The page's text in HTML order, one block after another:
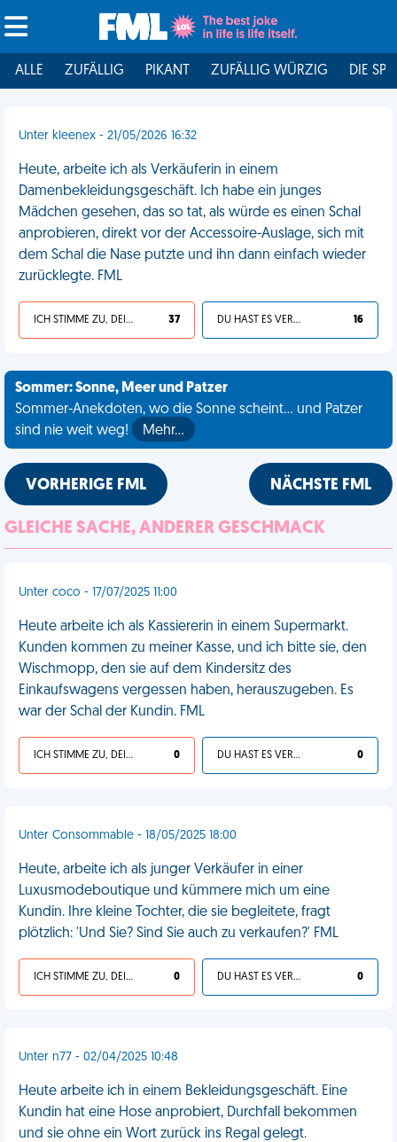
ALLE ZUFÄLLIG PIKANT ZUFÄLLIG WÜRZIG DIE
Unter kleenex - 21/05/2026 16:32
Heute, arbeite ich als Verkäuferin in einem
Damenbekleidungsgeschäft. Ich habe ein junges
Mädchen gesehen, das so tat, als würde es einen Schal
anprobieren, direkt vor der Accessoire-Auslage, sich mit
dem Schal die Nase putzte und ihn dann einfach wieder
zurücklegte. FML
ICH STIMME ZU, DEIN LEBEN IST SCHEISSE 37 DU HAST ES VERDIENT 16
Sommer: Sonne, Meer und Patzer
Sommer-Anekdoten, wo die Sonne scheint... und Patzer
sind nie weit weg!
Mehr…
VORHERIGE FML NÄCHSTE FML
GLEICHE SACHE, ANDERER GESCHMACK
Unter coco - 17/07/2025 11:00
Heute arbeite ich als Kassiererin in einem Supermarkt.
Kunden kommen zu meiner Kasse, und ich bitte sie, den
Wischmopp, den sie auf dem Kindersitz des
Einkaufswagens vergessen haben, herauszugeben. Es
war der Schal der Kundin. FML
ICH STIMME ZU, DEIN LEBEN IST SCHEISSE 0 DU HAST ES VERDIENT 0
Unter Consommable - 18/05/2025 18:00
Heute, arbeite ich als junger Verkäufer in einer
Luxusmodeboutique und kümmere mich um eine
Kundin. Ihre kleine Tochter, die sie begleitete, fragt
plötzlich: 'Und Sie? Sind Sie auch zu verkaufen?' FML
ICH STIMME ZU, DEIN LEBEN IST SCHEISSE 0 DU HAST ES VERDIENT 0
Unter n77 - 02/04/2025 10:48
Heute arbeite ich in einem Bekleidungsgeschäft. Eine
Kundin hat eine Hose anprobiert, Durchfall bekommen
und sie ohne ein Wort zurück ins Regal gelegt.